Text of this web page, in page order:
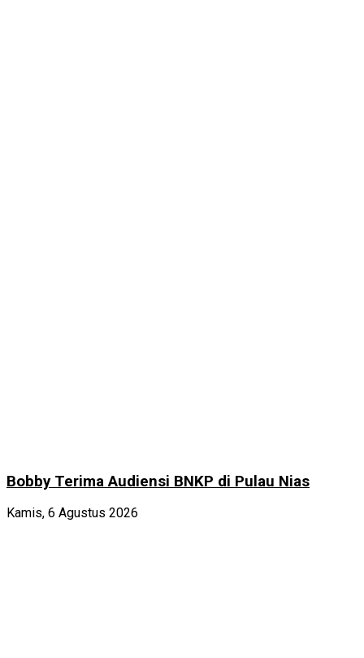
Bobby Terima Audiensi BNKP di Pulau Nias
Kamis, 6 Agustus 2026